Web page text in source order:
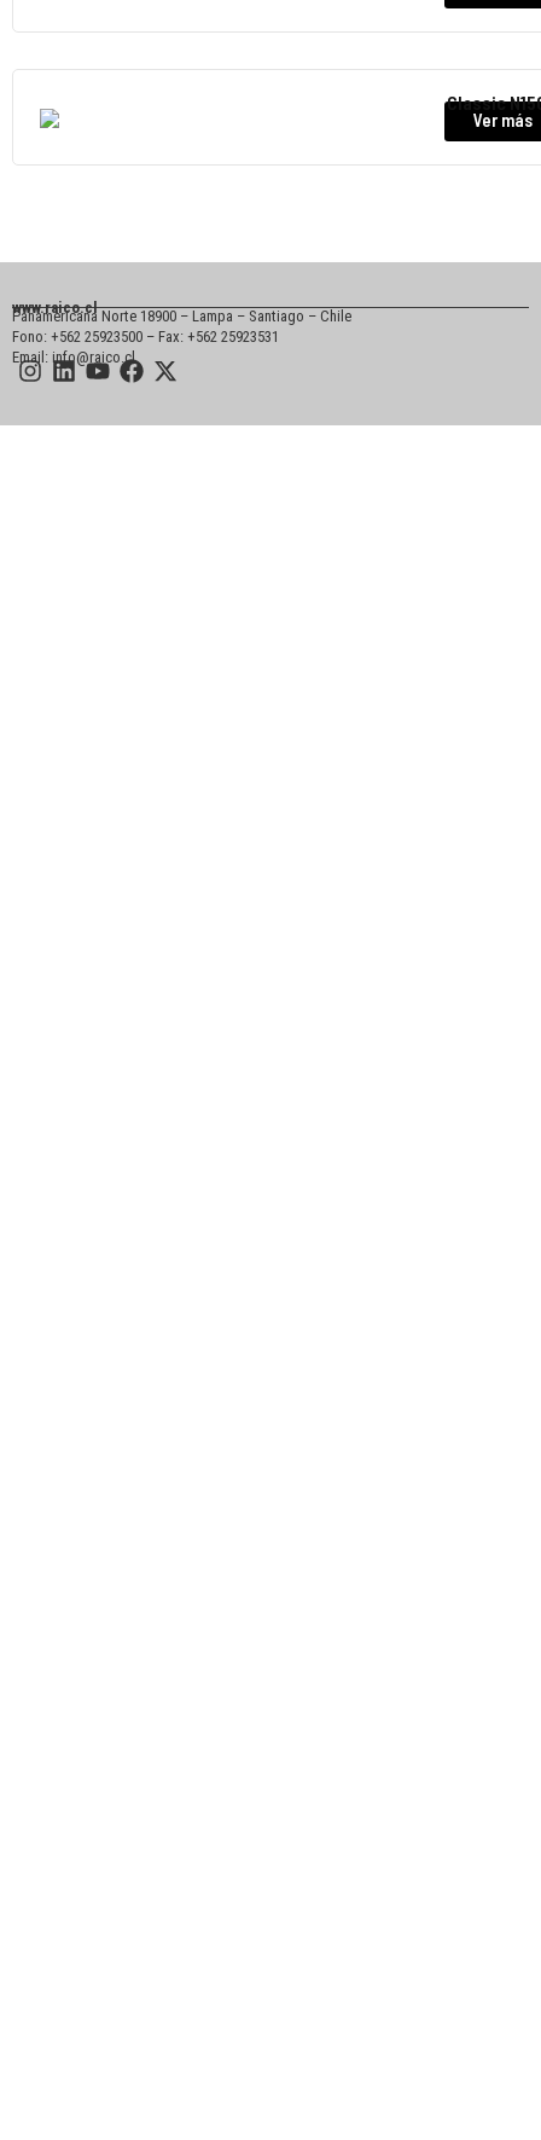
Classic
Ver más
www.raico.cl
Panamericana Norte 18900 – Lampa – Santiago – Chile
Fono: +562 25923500 – Fax: +562 25923531
Email: info@raico.cl